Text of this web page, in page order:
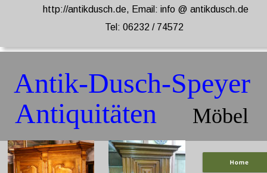
http://antikdusch.de, Email: info @ antikdusch.de
Tel: 06232 / 74572
Antik-Dusch-Speyer
Antiquitäten
Möbel